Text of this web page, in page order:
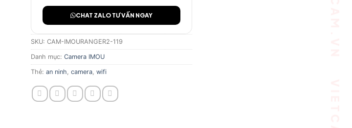
CHAT ZALO TƯ VẤN NGAY
SKU: CAM-IMOURANGER2-119
Danh mục: Camera IMOU
Thẻ: an ninh, camera, wifi